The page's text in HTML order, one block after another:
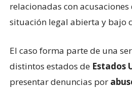
relacionadas con
situación legal abierta y bajo
El caso forma parte de una
distintos estados de Estados
presentar denuncias por